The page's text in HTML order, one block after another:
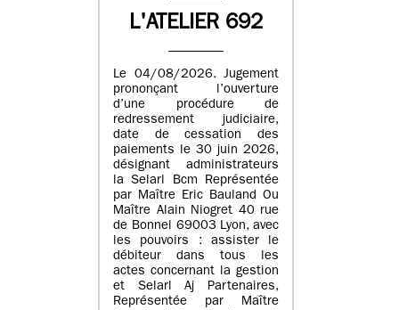
L'ATELIER 692
Le 04/08/2026. Jugement
prononçant l’ouverture
d’une procédure de
redressement judiciaire,
date de cessation des
paiements le 30 juin 2026,
désignant administrateurs
la Selarl Bcm Représentée
par Maître Eric Bauland Ou
Maître Alain Niogret 40 rue
de Bonnel 69003 Lyon, avec
les pouvoirs : assister le
débiteur dans tous les
actes concernant la gestion
et Selarl Aj Partenaires,
Représentée par Maître